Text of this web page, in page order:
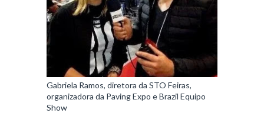
Gabriela Ramos, diretora da STO Feiras,
organizadora da Paving Expo e Brazil Equipo
Show